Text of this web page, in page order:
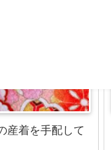
産着を手配して